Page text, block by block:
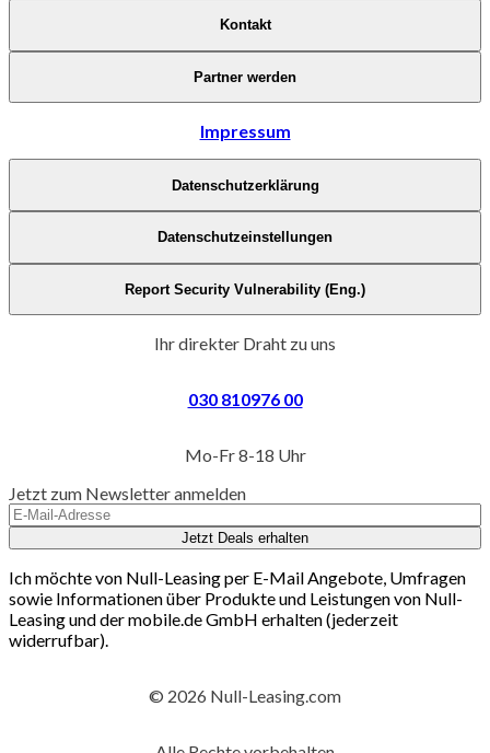
Kontakt
Partner werden
Impressum
Datenschutzerklärung
Datenschutzeinstellungen
Report Security Vulnerability (Eng.)
Ihr direkter Draht zu uns
030 810976 00
Mo-Fr 8-18 Uhr
Jetzt zum Newsletter anmelden
Jetzt Deals erhalten
Ich möchte von Null-Leasing per E-Mail Angebote, Umfragen
sowie Informationen über Produkte und Leistungen von Null-
Leasing und der mobile.de GmbH erhalten (jederzeit
widerrufbar).
© 2026 Null-Leasing.com